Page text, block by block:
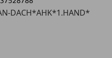
DACH*AHK*1.HAND*